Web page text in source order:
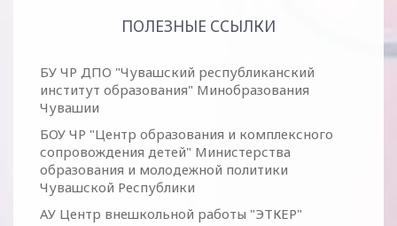
ПОЛЕЗНЫЕ ССЫЛКИ
БУ ЧР ДПО "Чувашский республиканский
институт образования" Минобразования
Чувашии
БОУ ЧР "Центр образования и комплексного
сопровождения детей" Министерства
образования и молодежной политики
Чувашской Республики
АУ Центр внешкольной работы "ЭТКЕР"